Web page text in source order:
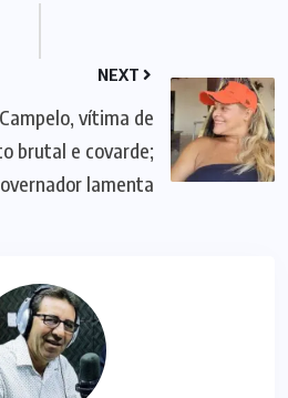
NEXT
vítima de
brutal e covarde;
lamenta